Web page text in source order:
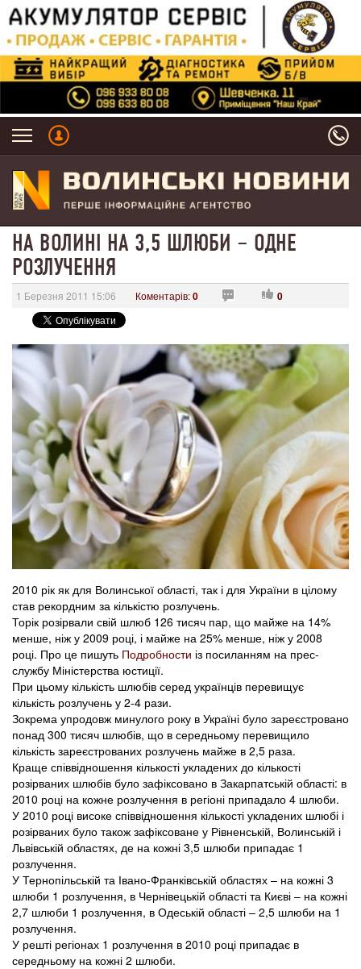
НА ВОЛИНІ НА 3,5 ШЛЮБИ – ОДНЕ
РОЗЛУЧЕННЯ
1 Березня 2011 15:06 Коментарів:0 0
2010 рік як для Волинської області, так і для України в цілому
став рекордним за кількістю розлучень.
Торік розірвали свій шлюб 126 тисяч пар, що майже на 14%
менше, ніж у 2009 році, і майже на 25% менше, ніж у 2008
році. Про це пишуть Подробности із посиланням на прес-
службу Міністерства юстиції.
При цьому кількість шлюбів серед українців перевищує
кількість розлучень у 2-4 рази.
Зокрема упродовж минулого року в Україні було зареєстровано
понад 300 тисяч шлюбів, що в середньому перевищило
кількість зареєстрованих розлучень майже в 2,5 раза.
Краще співвідношення кількості укладених до кількості
розірваних шлюбів було зафіксовано в Закарпатській області: в
2010 році на кожне розлучення в регіоні припадало 4 шлюби.
У 2010 році високе співвідношення кількості укладених шлюбі і
розірваних було також зафіксоване у Рівненській, Волинській і
Львівській областях, де на кожні 3,5 шлюби припадає 1
розлучення.
У Тернопільській та Івано-Франківській областях – на кожні 3
шлюби 1 розлучення, в Чернівецькій області та Києві – на кожні
2,7 шлюби 1 розлучення, в Одеській області – 2,5 шлюби на 1
розлучення.
У решті регіонах 1 розлучення в 2010 році припадає в
середньому на кожні 2 шлюби.